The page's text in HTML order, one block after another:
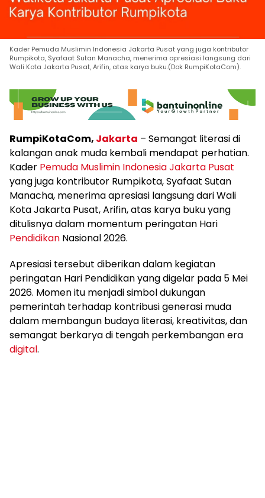
Kader Pemuda Muslimin Indonesia Jakarta Pusat yang juga kontributor
Rumpikota, Syafaat Sutan Manacha, menerima apresiasi langsung dari
Wali Kota Jakarta Pusat, Arifin, atas karya buku.(Dok RumpiKotaCom).
RumpiKotaCom, Jakarta – Semangat literasi di
kalangan anak muda kembali mendapat perhatian.
Kader Pemuda Muslimin IndonesiaJakarta Pusat
yang juga kontributor Rumpikota, Syafaat Sutan
Manacha, menerima apresiasi langsung dari Wali
Kota Jakarta Pusat, Arifin, atas karya buku yang
ditulisnya dalam momentum peringatan Hari
Pendidikan Nasional 2026.
Apresiasi tersebut diberikan dalam kegiatan
peringatan Hari Pendidikan yang digelar pada 5 Mei
2026. Momen itu menjadi simbol dukungan
pemerintah terhadap kontribusi generasi muda
dalam membangun budaya literasi, kreativitas, dan
semangat berkarya di tengah perkembangan era
digital.